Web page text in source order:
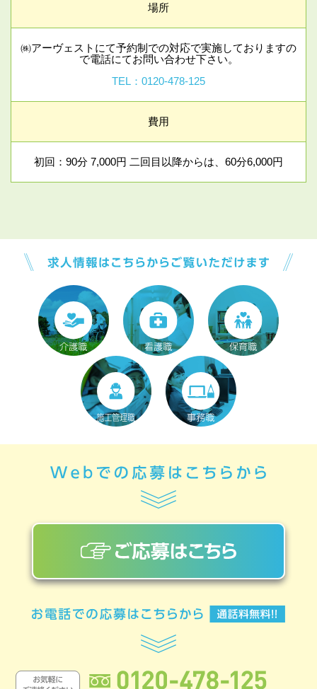
場所
㈱アーヴェストにて予約制での対応で実施しておりますの
で電話にてお問い合わせ下さい。
TEL：0120-478-125
費用
初回：90分 7,000円 二回目以降からは、60分6,000円